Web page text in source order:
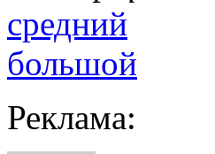
средний
большой
Реклама: